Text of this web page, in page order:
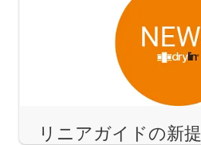
リニアガイドの新